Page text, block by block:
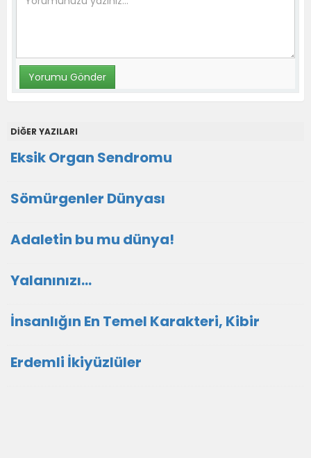
DİĞER YAZILARI
Eksik Organ Sendromu
Sömürgenler Dünyası
Adaletin bu mu dünya!
Yalanınızı…
İnsanlığın En Temel Karakteri, Kibir
Erdemli İkiyüzlüler